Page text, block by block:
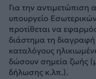
Για την αντιμετώπιση
υπουργείο
προτίθεται να
διάστημα τη
καταλόγους
δώσουν σημεία ζωής
δήλωσης κ.λπ.).